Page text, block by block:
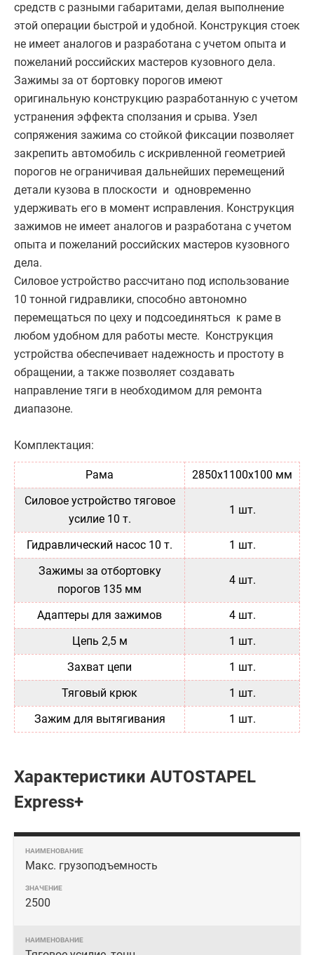
средств с разными габаритами, делая выполнение
этой операции быстрой и удобной. Конструкция стоек
не имеет аналогов и разработана с учетом опыта и
пожеланий российских мастеров кузовного дела.
Зажимы за от бортовку порогов имеют
оригинальную конструкцию разработанную с учетом
устранения эффекта сползания и срыва. Узел
сопряжения зажима со стойкой фиксации позволяет
закрепить автомобиль с искривленной геометрией
порогов не ограничивая дальнейших перемещений
детали кузова в плоскости и одновременно
удерживать его в момент исправления. Конструкция
зажимов не имеет аналогов и разработана с учетом
опыта и пожеланий российских мастеров кузовного
дела.
Силовое устройство рассчитано под использование
10 тонной гидравлики, способно автономно
перемещаться по цеху и подсоединяться к раме в
любом удобном для работы месте. Конструкция
устройства обеспечивает надежность и простоту в
обращении, а также позволяет создавать
направление тяги в необходимом для ремонта
диапазоне.
Комплектация:
Рама
2850х1100х100 мм
Силовое устройство тяговое
усилие 10 т.
1 шт.
Гидравлический насос 10 т.
1 шт.
Зажимы за отбортовку
порогов 135 мм
4 шт.
Адаптеры для зажимов
4 шт.
Цепь 2,5 м
1 шт.
Захват цепи
1 шт.
Тяговый крюк
1 шт.
Зажим для вытягивания
1 шт.
Характеристики AUTOSTAPEL
Express+
Макс. грузоподъемность
2500